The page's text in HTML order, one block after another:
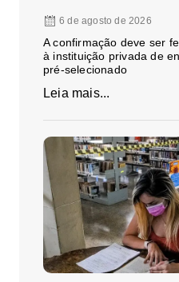
6 de agosto de 2026
A confirmação deve ser
à instituição privada de
pré-selecionado
Leia mais...